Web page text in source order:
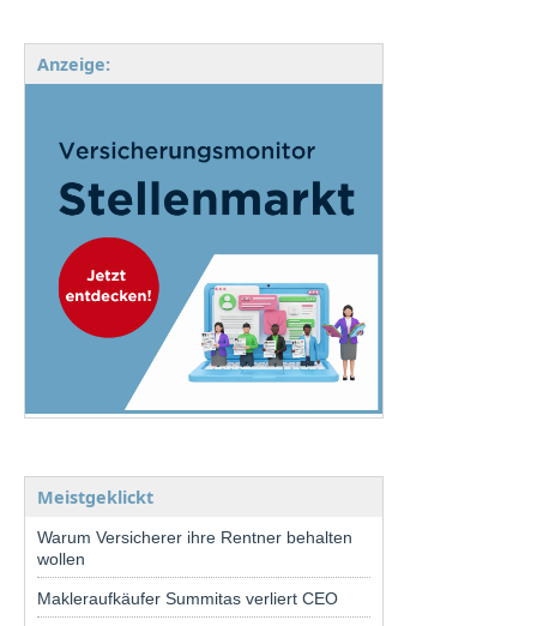
Anzeige:
Meistgeklickt
Warum Versicherer ihre Rentner behalten
wollen
Makleraufkäufer Summitas verliert CEO